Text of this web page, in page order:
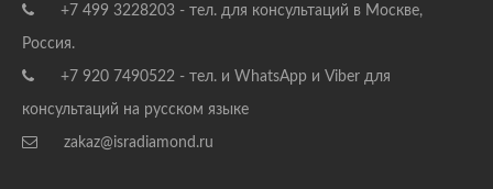
+7 499 3228203 - тел. для консультаций в Москве,
Россия.
+7 920 7490522 - тел. и WhatsApp и Viber для
консультаций на русском языке
zakaz@isradiamond.ru